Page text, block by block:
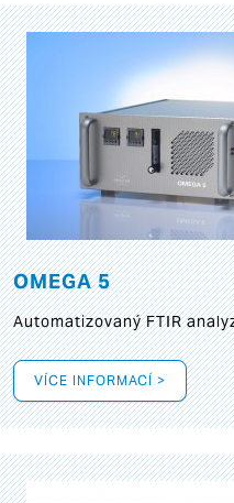
OMEGA 5
Automatizovaný FTIR
VÍCE INFORMACÍ >